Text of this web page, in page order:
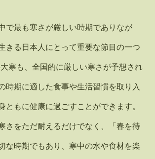
で最も寒さが厳しい時期でありなが
きる日本人にとって重要な節目の一つ
寒も、全国的に厳しい寒さが予想され
時期に適した食事や生活習慣を取り入
ともに健康に過ごすことができます。
さをただ耐えるだけでなく、「春を待
な時期でもあり、寒中の水や食材を楽